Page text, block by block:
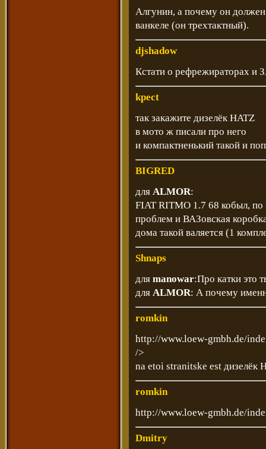
Алгунин, а почему он
ванкеле (он трехтактный).
djshadow
Кстати о рефрежираторах и
kpect
так закажите дизелёк HATZ
в мото ж писали про него
и компактненький такой и
BIGRED
для ALMOR:
FIAT RITMO 1.7 68 кобыл,
проблем и ВАЗовская
дома такой валяется (1
Shnaps
для manowar:Про катки это
для ALMOR: А почему
romkin
http://www.loew-gmbh.de/
/>
na etoi stranitske est дизелёк
romkin
http://www.loew-gmbh.de/
Dmitry